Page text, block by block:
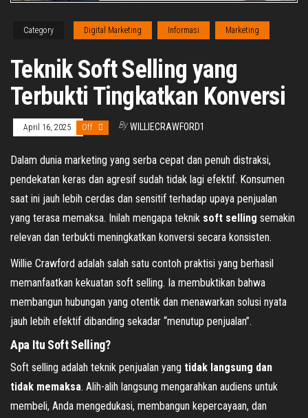
Category Digital Marketing Informasi Marketing
Teknik Soft Selling yang
Terbukti Tingkatkan Konversi
April 16, 2025 Off By WILLIECRAWFORD1
Dalam dunia marketing yang serba cepat dan penuh distraksi,
pendekatan keras dan agresif sudah tidak lagi efektif. Konsumen
saat ini jauh lebih cerdas dan sensitif terhadap upaya penjualan
yang terasa memaksa. Inilah mengapa teknik soft selling semakin
relevan dan terbukti meningkatkan konversi secara konsisten.
Willie Crawford adalah salah satu contoh praktisi yang berhasil
memanfaatkan kekuatan soft selling. Ia membuktikan bahwa
membangun hubungan yang otentik dan menawarkan solusi nyata
jauh lebih efektif dibanding sekadar “menutup penjualan”.
Apa Itu Soft Selling?
Soft selling adalah teknik penjualan yang tidak langsung dan
tidak memaksa. Alih-alih langsung mengarahkan audiens untuk
membeli, Anda mengedukasi, membangun kepercayaan, dan